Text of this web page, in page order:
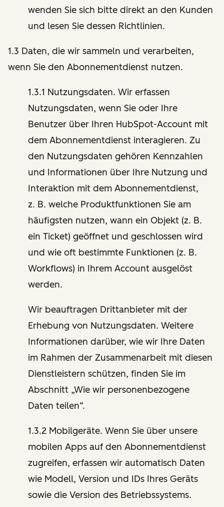
wenden Sie sich bitte direkt an den Kunden
und lesen Sie dessen Richtlinien.
1.3 Daten, die wir sammeln und verarbeiten,
wenn Sie den Abonnementdienst nutzen.
1.3.1 Nutzungsdaten. Wir erfassen
Nutzungsdaten, wenn Sie oder Ihre
Benutzer über Ihren HubSpot-Account mit
dem Abonnementdienst interagieren. Zu
den Nutzungsdaten gehören Kennzahlen
und Informationen über Ihre Nutzung und
Interaktion mit dem Abonnementdienst,
z. B. welche Produktfunktionen Sie am
häufigsten nutzen, wann ein Objekt (z. B.
ein Ticket) geöffnet und geschlossen wird
und wie oft bestimmte Funktionen (z. B.
Workflows) in Ihrem Account ausgelöst
werden.
Wir beauftragen Drittanbieter mit der
Erhebung von Nutzungsdaten. Weitere
Informationen darüber, wie wir Ihre Daten
im Rahmen der Zusammenarbeit mit diesen
Dienstleistern schützen, finden Sie im
Abschnitt „Wie wir personenbezogene
Daten teilen“.
1.3.2 Mobilgeräte. Wenn Sie über unsere
mobilen Apps auf den Abonnementdienst
zugreifen, erfassen wir automatisch Daten
wie Modell, Version und IDs Ihres Geräts
sowie die Version des Betriebssystems.